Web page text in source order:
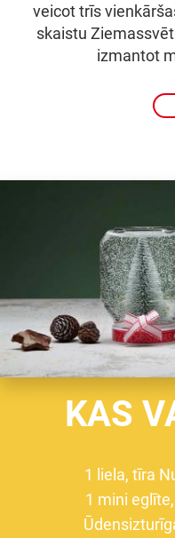
veicot trīs
skaistu
izmantot
KAS
1 liela, tīra
1 mini